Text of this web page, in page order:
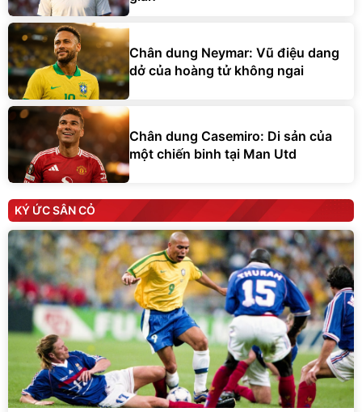
Chân dung Neymar: Vũ điệu dang
dở của hoàng tử không ngai
Chân dung Casemiro: Di sản của
một chiến binh tại Man Utd
KÝ ỨC SÂN CỎ